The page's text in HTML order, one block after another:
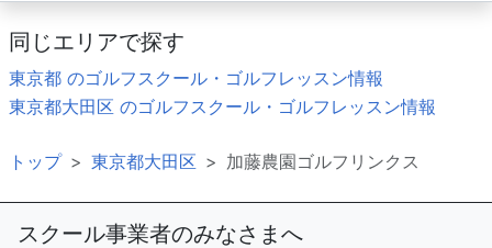
同じエリアで探す
東京都 のゴルフスクール・ゴルフレッスン情報
東京都大田区 のゴルフスクール・ゴルフレッスン情報
トップ 東京都大田区 加藤農園ゴルフリンクス
スクール事業者のみなさまへ